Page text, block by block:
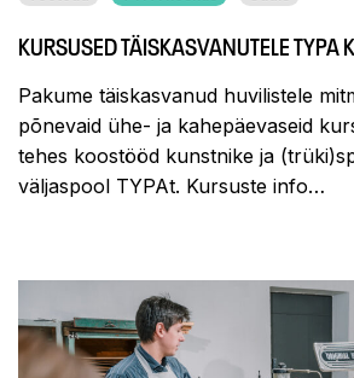
KURSUSED TÄISKASVANUTELE TYPA
Pakume täiskasvanud huvilistele
põnevaid ühe- ja kahepäevaseid
tehes koostööd kunstnike ja
väljaspool TYPAt. Kursuste info…